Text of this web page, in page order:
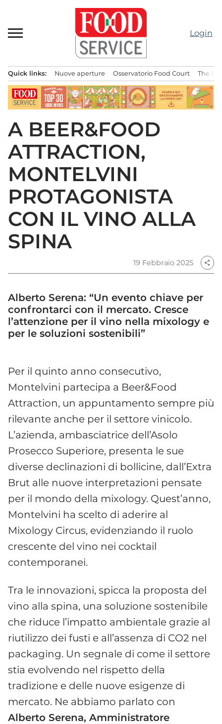
contenuto
Login
principale
Quick links: Nuove aperture Osservatorio Food Court The
A BEER&FOOD
ATTRACTION,
MONTELVINI
PROTAGONISTA
CON IL VINO ALLA
SPINA
19 Febbraio 2025 share
Alberto Serena: “Un evento chiave per
confrontarci con il mercato. Cresce
l’attenzione per il vino nella mixology e
per le soluzioni sostenibili”
Per il quinto anno consecutivo,
Montelvini partecipa a Beer&Food
Attraction, un appuntamento sempre più
rilevante anche per il settore vinicolo.
L’azienda, ambasciatrice dell’Asolo
Prosecco Superiore, presenta le sue
diverse declinazioni di bollicine, dall’Extra
Brut alle nuove interpretazioni pensate
per il mondo della mixology. Quest’anno,
Montelvini ha scelto di aderire al
Mixology Circus, evidenziando il ruolo
crescente del vino nei cocktail
contemporanei.
Tra le innovazioni, spicca la proposta del
vino alla spina, una soluzione sostenibile
che riduce l’impatto ambientale grazie al
riutilizzo dei fusti e all’assenza di CO2 nel
packaging. Un segnale di come il settore
stia evolvendo nel rispetto della
tradizione e delle nuove esigenze di
mercato. Ne abbiamo parlato con
Alberto Serena, Amministratore